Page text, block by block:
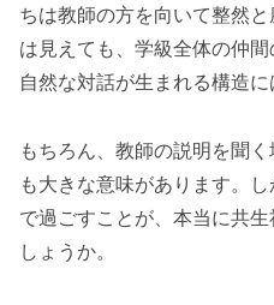
ちは教師の方を向いて整然
は見えても、学級全体の仲間
自然な対話が生まれる構造に
もちろん、教師の説明を聞
も大きな意味があります。
で過ごすことが、本当に共
しょうか。